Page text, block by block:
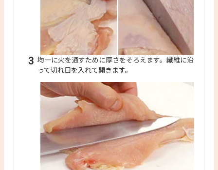
3 均一に火を通すために厚さをそろえます。繊維に沿
って切れ目を入れて開きます。